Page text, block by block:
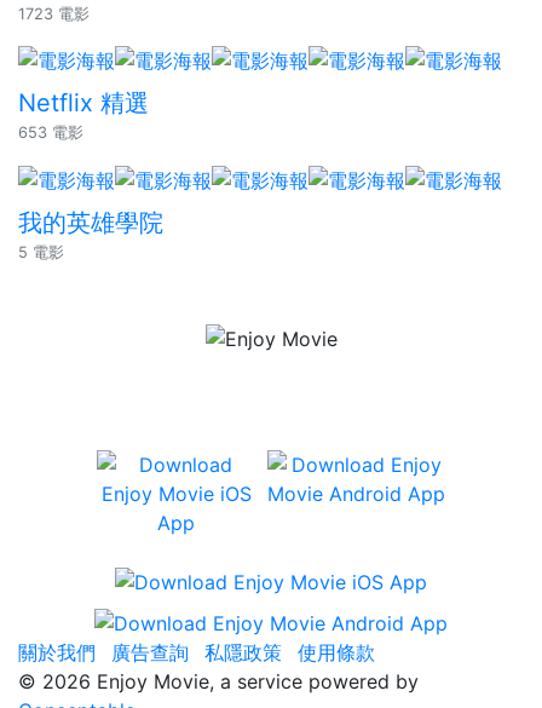
1723 電影
Netflix 精選
653 電影
我的英雄學院
5 電影
關於我們 廣告查詢 私隱政策
使用條款
© 2026 Enjoy Movie, a service powered by